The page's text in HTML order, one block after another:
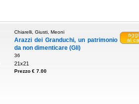
Chiarelli, Giusti, Meoni
Arazzi dei Granduchi, un patrimonio
da non dimenticare (Gli)
36
21x21
Prezzo € 7.00